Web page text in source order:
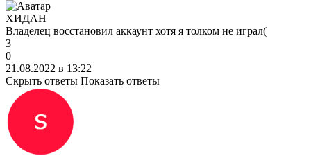
ХИДАН
Владелец восстановил аккаунт хотя я толком не играл(
3
0
21.08.2022 в 13:22
Скрыть ответы Показать ответы